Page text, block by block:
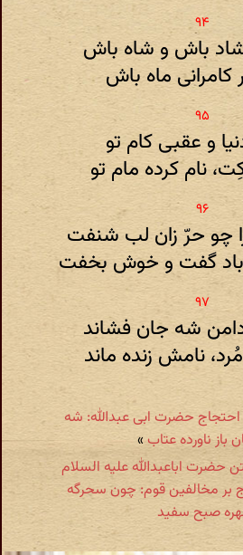
باش و شاه باش
کامرانی ماه باش
و عقبی کام تو
نام کرده مام تو
چو حرّ زان لب شنفت
گفت و خوش بخفت
دامن شه جان فشاند
نامش زنده ماند
به احتجاج حضرت ابی عبدالله: شه
باز ناورده عتاب»
رفتن حضرت اباعبدالله علیه السلام
بر مخالفین قوم: چون سحرگه
صبح سفید